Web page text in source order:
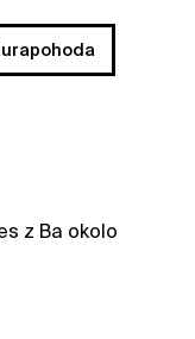
z Ba okolo